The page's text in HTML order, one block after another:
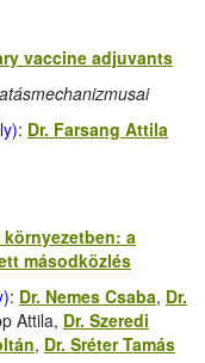
vaccine adjuvants
: Dr. Farsang Attila
a
másodközlés
: Dr. Nemes Csaba, Dr.
Attila, Dr. Szeredi
, Dr. Sréter Tamás